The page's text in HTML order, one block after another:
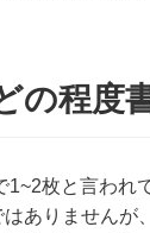
の程度
枚と言われ
ありませんが